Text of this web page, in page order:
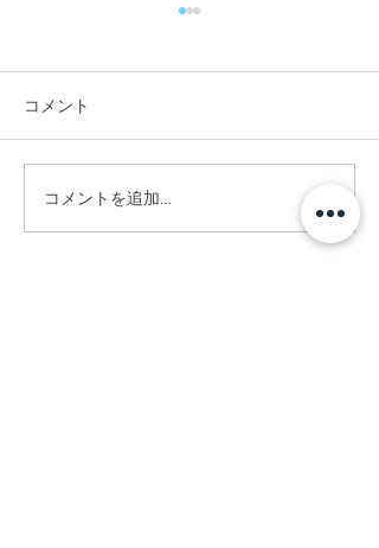
コメント
コメントを追加…